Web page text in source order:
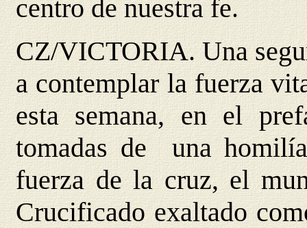
centro de nuestra fe.
CZ/VICTORIA. Una
a contemplar la fuerza
esta semana, en el
tomadas de una
fuerza de la cruz, el
Crucificado exaltado